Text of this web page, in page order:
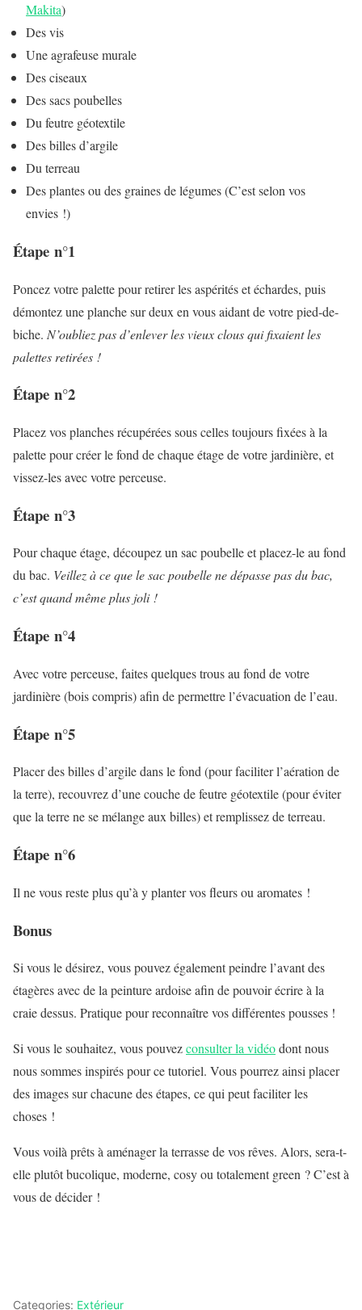
Makita)
Des vis
Une agrafeuse murale
Des ciseaux
Des sacs poubelles
Du feutre géotextile
Des billes d’argile
Du terreau
Des plantes ou des graines de légumes (C’est selon vos
envies !)
Étape n°1
Poncez votre palette pour retirer les aspérités et échardes, puis
démontez une planche sur deux en vous aidant de votre pied-de-
biche. N’oubliez pas d’enlever les vieux clous qui fixaient les
palettes retirées !
Étape n°2
Placez vos planches récupérées sous celles toujours fixées à la
palette pour créer le fond de chaque étage de votre jardinière, et
vissez-les avec votre perceuse.
Étape n°3
Pour chaque étage, découpez un sac poubelle et placez-le au fond
du bac. Veillez à ce que le sac poubelle ne dépasse pas du bac,
c’est quand même plus joli !
Étape n°4
Avec votre perceuse, faites quelques trous au fond de votre
jardinière (bois compris) afin de permettre l’évacuation de l’eau.
Étape n°5
Placer des billes d’argile dans le fond (pour faciliter l’aération de
la terre), recouvrez d’une couche de feutre géotextile (pour éviter
que la terre ne se mélange aux billes) et remplissez de terreau.
Étape n°6
Il ne vous reste plus qu’à y planter vos fleurs ou aromates !
Bonus
Si vous le désirez, vous pouvez également peindre l’avant des
étagères avec de la peinture ardoise afin de pouvoir écrire à la
craie dessus. Pratique pour reconnaître vos différentes pousses !
Si vous le souhaitez, vous pouvezconsulter la vidéodont nous
nous sommes inspirés pour ce tutoriel. Vous pourrez ainsi placer
des images sur chacune des étapes, ce qui peut faciliter les
choses !
Vous voilà prêts à aménager la terrasse de vos rêves. Alors, sera-t-
elle plutôt bucolique, moderne, cosy ou totalement green ? C’est à
vous de décider !
Categories: Extérieur